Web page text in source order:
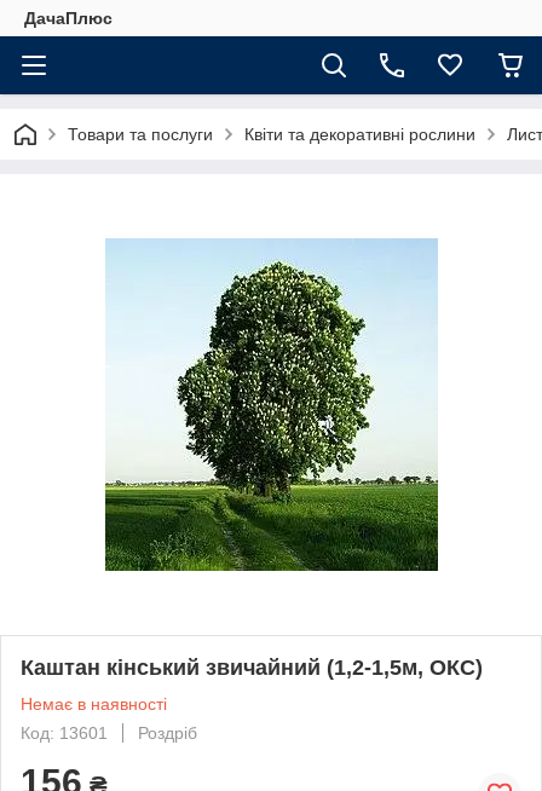
ДачаПлюс
Товари та послуги Квіти та декоративні рослини
Каштан кінський звичайний (1,2-1,5м, ОКС)
Немає в наявності
Код: 13601
Роздріб
156